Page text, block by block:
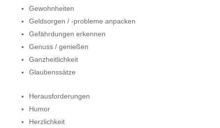
Gewohnheiten
Geldsorgen / -probleme anpacken
Gefährdungen erkennen
Genuss / genießen
Ganzheitlichkeit
Glaubenssätze
Herausforderungen
Humor
Herzlichkeit